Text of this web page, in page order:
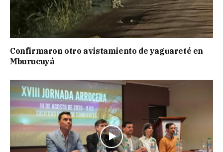
Confirmaron otro avistamiento de yaguareté en
Mburucuyá